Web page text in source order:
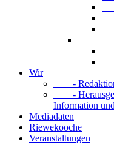
-
Wir
-
-
Information
Mediadaten
Riewekooche
Veranstaltungen